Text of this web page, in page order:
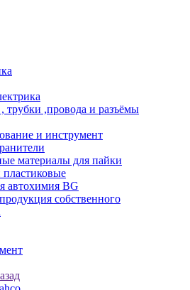
трубки ,провода и разъёмы
и инструмент
материалы для пайки
автохимия BG
собственного